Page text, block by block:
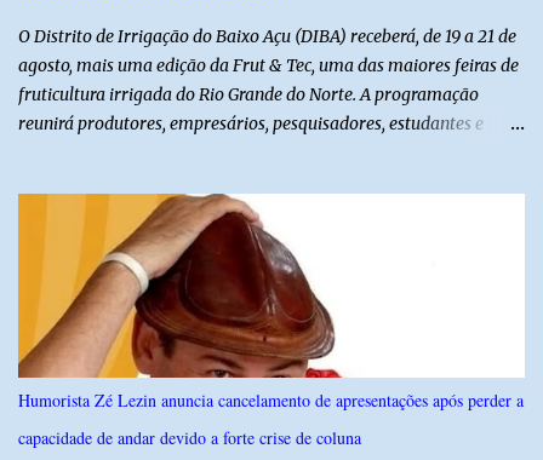
O Distrito de Irrigação do Baixo Açu (DIBA) receberá, de 19 a 21 de
agosto, mais uma edição da Frut & Tec, uma das maiores feiras de
fruticultura irrigada do Rio Grande do Norte. A programação
reunirá produtores, empresários, pesquisadores, estudantes e
instituições e tecnologias voltadas ao setor. Além das atividades
técnicas, a feira contará com programação cultural. No dia 20 de
agosto, o público poderá prestigiar o show de humor com Mução,
seguido de apresentação musical de Vê Barreto. A Frut & Tec
reforça a importância do Distrito de Irrigação do Baixo Açu como
referência na fruticultura irrigada, promovendo conhecimento,
inovação e oportunidades para o desenvolvimento do agronegócio
potiguar. @associacaodiba
Humorista Zé Lezin anuncia cancelamento de apresentações após perder a
capacidade de andar devido a forte crise de coluna